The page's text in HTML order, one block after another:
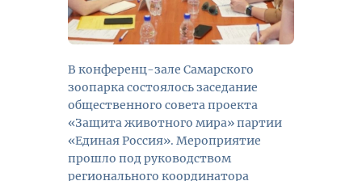
В конференц-зале Самарского
зоопарка состоялось заседание
общественного совета проекта
«Защита животного мира» партии
«Единая Россия». Мероприятие
прошло под руководством
регионального координатора